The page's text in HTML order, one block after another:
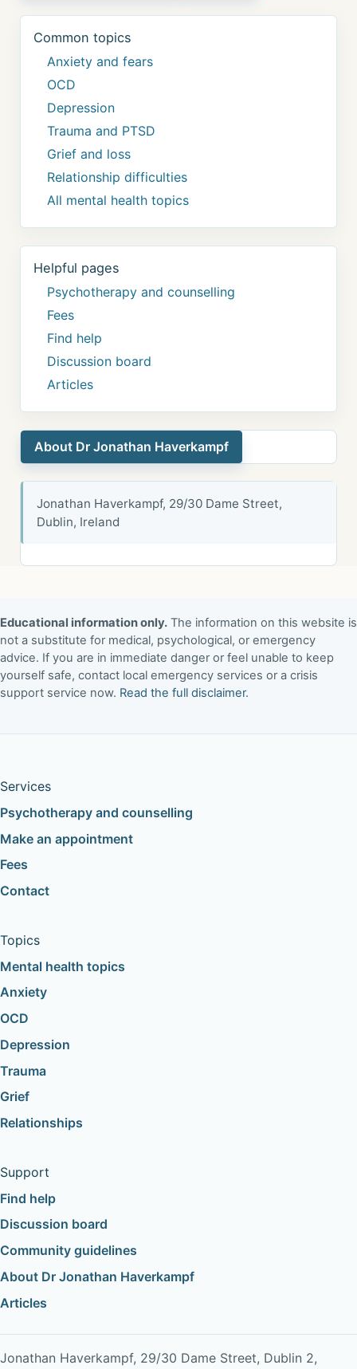
Common topics
Anxiety and fears
OCD
Depression
Trauma and PTSD
Grief and loss
Relationship difficulties
All mental health topics
Helpful pages
Psychotherapy and counselling
Fees
Find help
Discussion board
Articles
About Dr Jonathan Haverkampf
Jonathan Haverkampf, 29/30 Dame Street,
Dublin, Ireland
Educational information only. The information on this website is
not a substitute for medical, psychological, or emergency
advice. If you are in immediate danger or feel unable to keep
yourself safe, contact local emergency services or a crisis
support service now. Read the full disclaimer.
Services
Psychotherapy and counselling
Make an appointment
Fees
Contact
Topics
Mental health topics
Anxiety
OCD
Depression
Trauma
Grief
Relationships
Support
Find help
Discussion board
Community guidelines
About Dr Jonathan Haverkampf
Articles
Jonathan Haverkampf, 29/30 Dame Street, Dublin 2,